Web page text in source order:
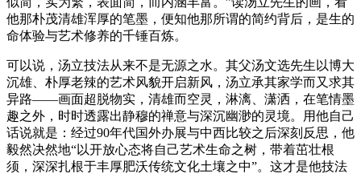
他那朴茂清雄浑厚的笔墨，便知他那所谓的简约背后，是生的
命体验与艺术修养的千锤百炼。
可以说，汤立技法从来不是无源之水。其父汤文选先生以博大
沉雄、朴厚老辣的艺术风貌开启新风，汤立承其家学而又求其
异路——画面超脱物实，清雄而空灵，淋漓、潇洒，在笔情墨
趣之外，时时透露出静穆的禅意与深沉幽渺的灵境。用他自己
话说就是：经过90年代国外办展与中西比较之后深刻反思，他
毅然决然地“以开放心态将自己艺术生命之树，带着茁壮根
须，深深扎根于丰厚肥沃传统文化土壤之中”。这才是他技法